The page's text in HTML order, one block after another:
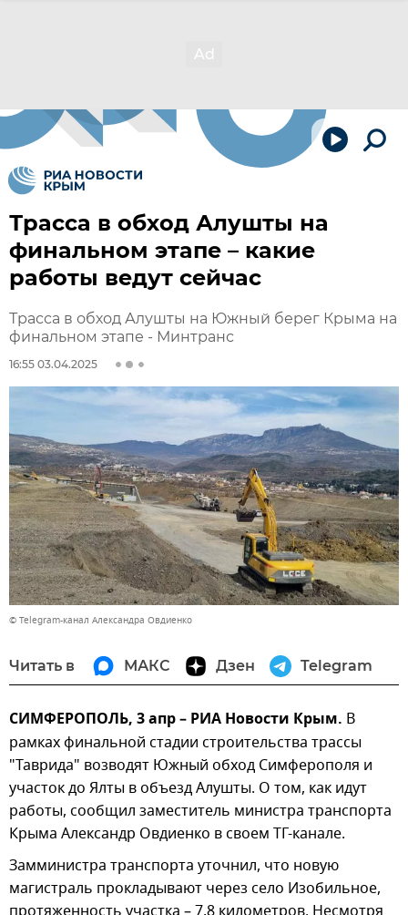
Трасса в обход Алушты на
финальном этапе – какие
работы ведут сейчас
Трасса в обход Алушты на Южный берег Крыма на
финальном этапе - Минтранс
16:55 03.04.2025
© Telegram-канал Александра Овдиенко
Читать в МАКС Дзен Telegram
СИМФЕРОПОЛЬ, 3 апр – РИА Новости Крым. В
рамках финальной стадии строительства трассы
"Таврида" возводят Южный обход Симферополя и
участок до Ялты в объезд Алушты. О том, как идут
работы, сообщил заместитель министра транспорта
Крыма Александр Овдиенко в своем ТГ-канале.
Замминистра транспорта уточнил, что новую
магистраль прокладывают через село Изобильное,